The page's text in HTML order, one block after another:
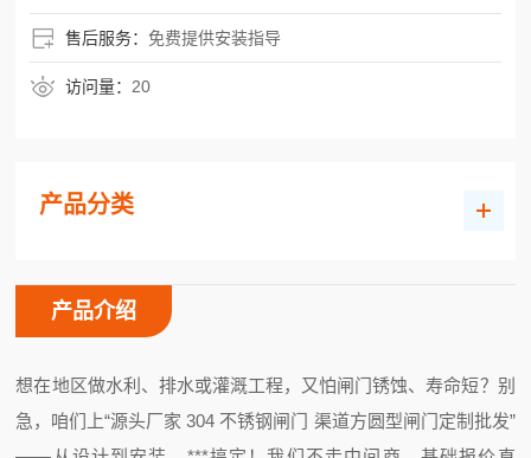
售后服务： 免费提供安装指导
访问量： 20
产品分类
产品介绍
想在地区做水利、排水或灌溉工程，又怕闸门锈蚀、寿命短？别
急，咱们上“源头厂家 304 不锈钢闸门 渠道方圆型闸门定制批发”